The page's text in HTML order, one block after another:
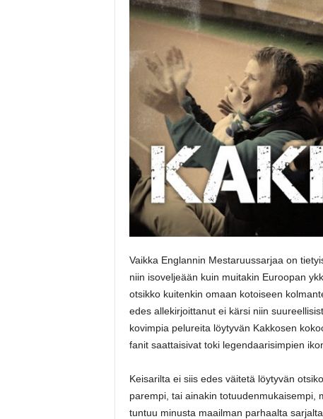
Vaikka Englannin Mestaruussarjaa on
niin isoveljeään kuin muitakin Euroopan
otsikko kuitenkin omaan kotoiseen
edes allekirjoittanut ei kärsi niin
kovimpia pelureita löytyvän Kakkosen
fanit saattaisivat toki legendaarisimpien
Keisarilta ei siis edes väitetä löytyvän
parempi, tai ainakin totuudenmukaisempi,
tuntuu minusta maailman parhaalta